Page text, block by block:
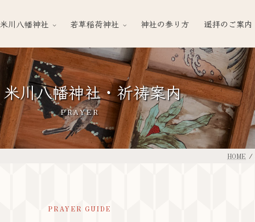
米川八幡神社 若草稲荷神社 神社の参り方 遥拝のご案内
米川八幡神社・祈祷案内
PRAYER
HOME
PRAYER GUIDE